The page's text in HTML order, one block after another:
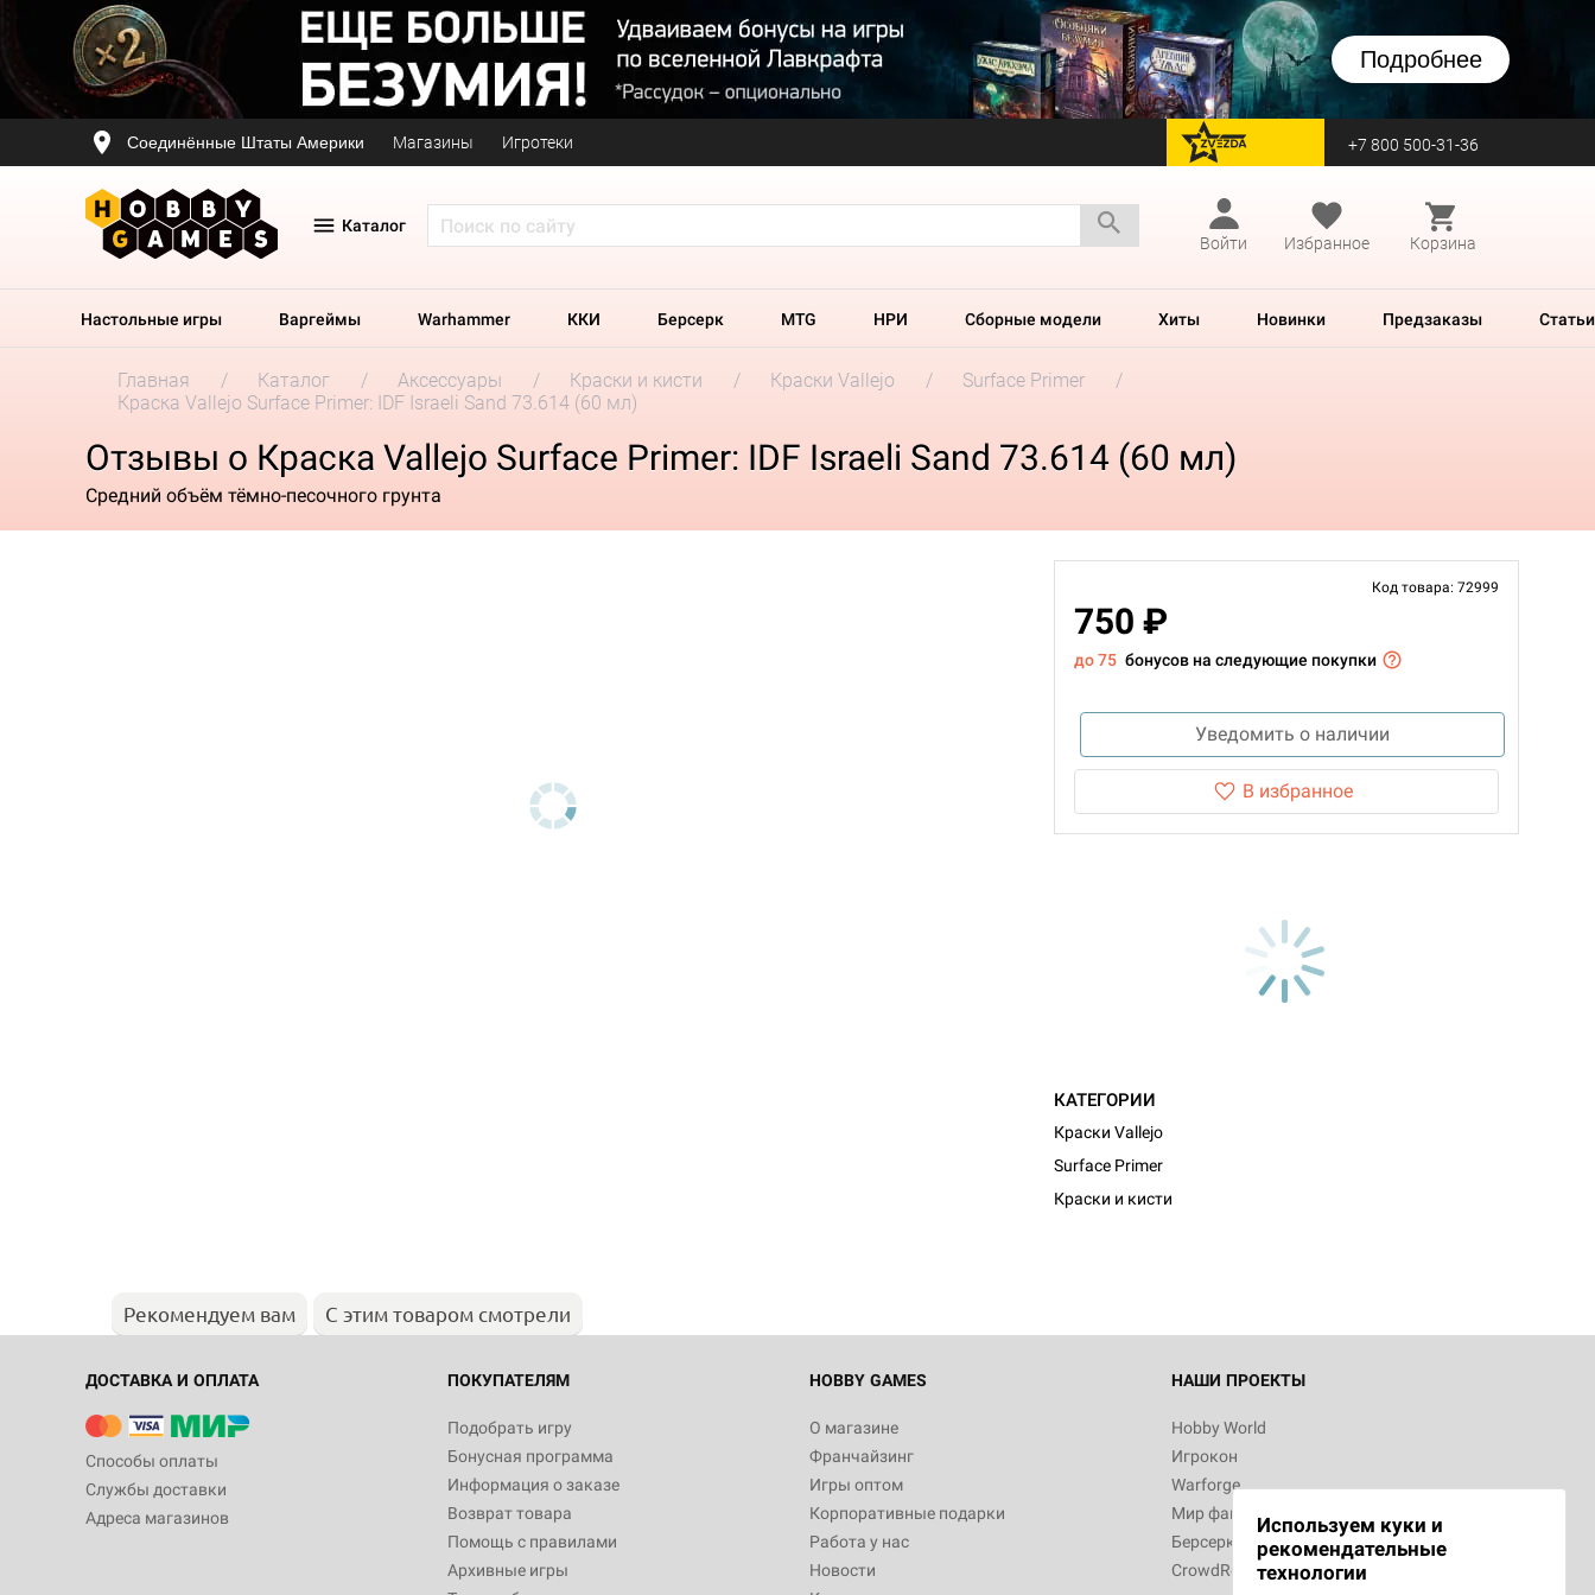
Подробнее
Соединённые Штаты Америки Магазины Игротеки перейти на Zvezda +7 800 500-31-36
Каталог
Войти
Избранное Корзина
Настольные игры Варгеймы Warhammer ККИ Берсерк MTG НРИ Сборные модели Хиты Новинки Предзаказы Статьи
Главная Каталог Аксессуары Краски и кисти Краски Vallejo
Surface Primer
Краска Vallejo Surface Primer: IDF Israeli Sand 73.614 (60 мл)
Отзывы о Краска Vallejo Surface Primer: IDF Israeli Sand 73.614 (60 мл)
Средний объём тёмно-песочного грунта
Код товара: 72999
750 ₽
до 75 бонусов на следующие покупки
Уведомить о наличии
В избранное
КАТЕГОРИИ
Краски Vallejo
Surface Primer
Краски и кисти
Рекомендуем вам С этим товаром смотрели
ДОСТАВКА И ОПЛАТА
Способы оплаты
Службы доставки
Адреса магазинов
ПОКУПАТЕЛЯМ
Подобрать игру
Бонусная программа
Информация о заказе
Возврат товара
Помощь с правилами
Архивные игры
HOBBY GAMES
О магазине
Франчайзинг
Игры оптом
Корпоративные подарки
Работа у нас
Новости
НАШИ ПРОЕКТЫ
Hobby World
Игрокон
Warforge
Мир фантастики
Берсерк
CrowdRepublic
Используем куки и
рекомендательные
технологии